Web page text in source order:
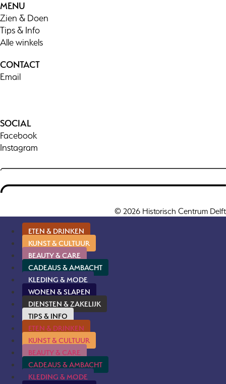
MENU
Zien & Doen
Tips & Info
Alle winkels
CONTACT
Email
SOCIAL
Facebook
Instagram
© 2026 Historisch Centrum Delft
ETEN & DRINKEN
KUNST & CULTUUR
BEAUTY & CARE
CADEAUS & AMBACHT
KLEDING & MODE
WONEN & SLAPEN
DIENSTEN & ZAKELIJK
TIPS & INFO
ETEN & DRINKEN
KUNST & CULTUUR
BEAUTY & CARE
CADEAUS & AMBACHT
KLEDING & MODE